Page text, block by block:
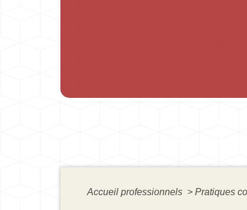
Accueil professionnels > Pratiques